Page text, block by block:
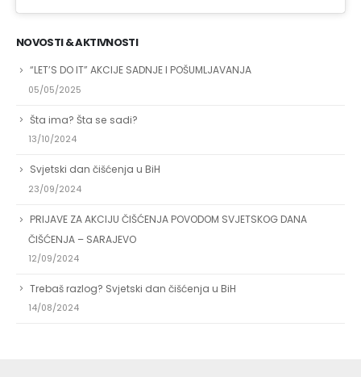
NOVOSTI & AKTIVNOSTI
“LET’S DO IT” AKCIJE SADNJE I POŠUMLJAVANJA
05/05/2025
Šta ima? Šta se sadi?
13/10/2024
Svjetski dan čišćenja u BiH
23/09/2024
PRIJAVE ZA AKCIJU ČIŠĆENJA POVODOM SVJETSKOG DANA
ČIŠĆENJA – SARAJEVO
12/09/2024
Trebaš razlog? Svjetski dan čišćenja u BiH
14/08/2024